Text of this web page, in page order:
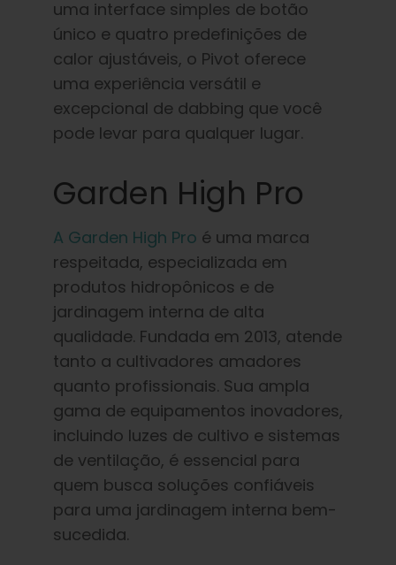
uma interface simples de botão
único e quatro predefinições de
calor ajustáveis, o Pivot oferece
uma experiência versátil e
excepcional de dabbing que você
pode levar para qualquer lugar.
Garden High Pro
A Garden High Pro é uma marca
respeitada, especializada em
produtos hidropônicos e de
jardinagem interna de alta
qualidade. Fundada em 2013, atende
tanto a cultivadores amadores
quanto profissionais. Sua ampla
gama de equipamentos inovadores,
incluindo luzes de cultivo e sistemas
de ventilação, é essencial para
quem busca soluções confiáveis
para uma jardinagem interna bem-
sucedida.